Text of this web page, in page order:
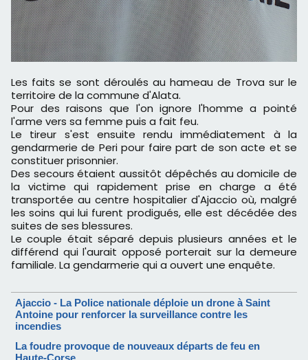
Les faits se sont déroulés au hameau de Trova sur le
territoire de la commune d'Alata.
Pour des raisons que l'on ignore l'homme a pointé
l'arme vers sa femme puis a fait feu.
Le tireur s'est ensuite rendu immédiatement à la
gendarmerie de Peri pour faire part de son acte et se
constituer prisonnier.
Des secours étaient aussitôt dépêchés au domicile de
la victime qui rapidement prise en charge a été
transportée au centre hospitalier d'Ajaccio où, malgré
les soins qui lui furent prodigués, elle est décédée des
suites de ses blessures.
Le couple était séparé depuis plusieurs années et le
différend qui l'aurait opposé porterait sur la demeure
familiale. La gendarmerie qui a ouvert une enquête.
Ajaccio - La Police nationale déploie un drone à Saint
Antoine pour renforcer la surveillance contre les
incendies
La foudre provoque de nouveaux départs de feu en
Haute-Corse